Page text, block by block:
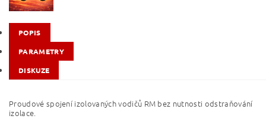
POPIS
PARAMETRY
DISKUZE
Proudové spojení izolovaných vodičů RM bez nutnosti odstraňování
izolace.